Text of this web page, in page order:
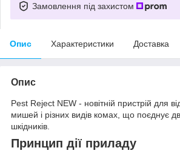
Замовлення під захистом
Опис Характеристики Доставка
Опис
Pest Reject NEW - новітній пристрій для
мишей і різних видів комах, що поєднує
шкідників.
Принцип дії приладу